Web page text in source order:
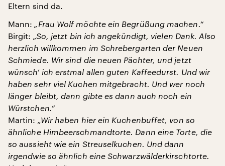
Eltern sind da.
Mann: „Frau Wolf möchte ein Begrüßung machen.“
Birgit: „So, jetzt bin ich angekündigt, vielen Dank. Also
herzlich willkommen im Schrebergarten der Neuen
Schmiede. Wir sind die neuen Pächter, und jetzt
wünsch‘ ich erstmal allen guten Kaffeedurst. Und wir
haben sehr viel Kuchen mitgebracht. Und wer noch
länger bleibt, dann gibte es dann auch noch ein
Würstchen.“
Martin: „Wir haben hier ein Kuchenbuffet, von so
ähnliche Himbeerschmandtorte. Dann eine Torte, die
so aussieht wie ein Streuselkuchen. Und dann
irgendwie so ähnlich eine Schwarzwälderkirschtorte.